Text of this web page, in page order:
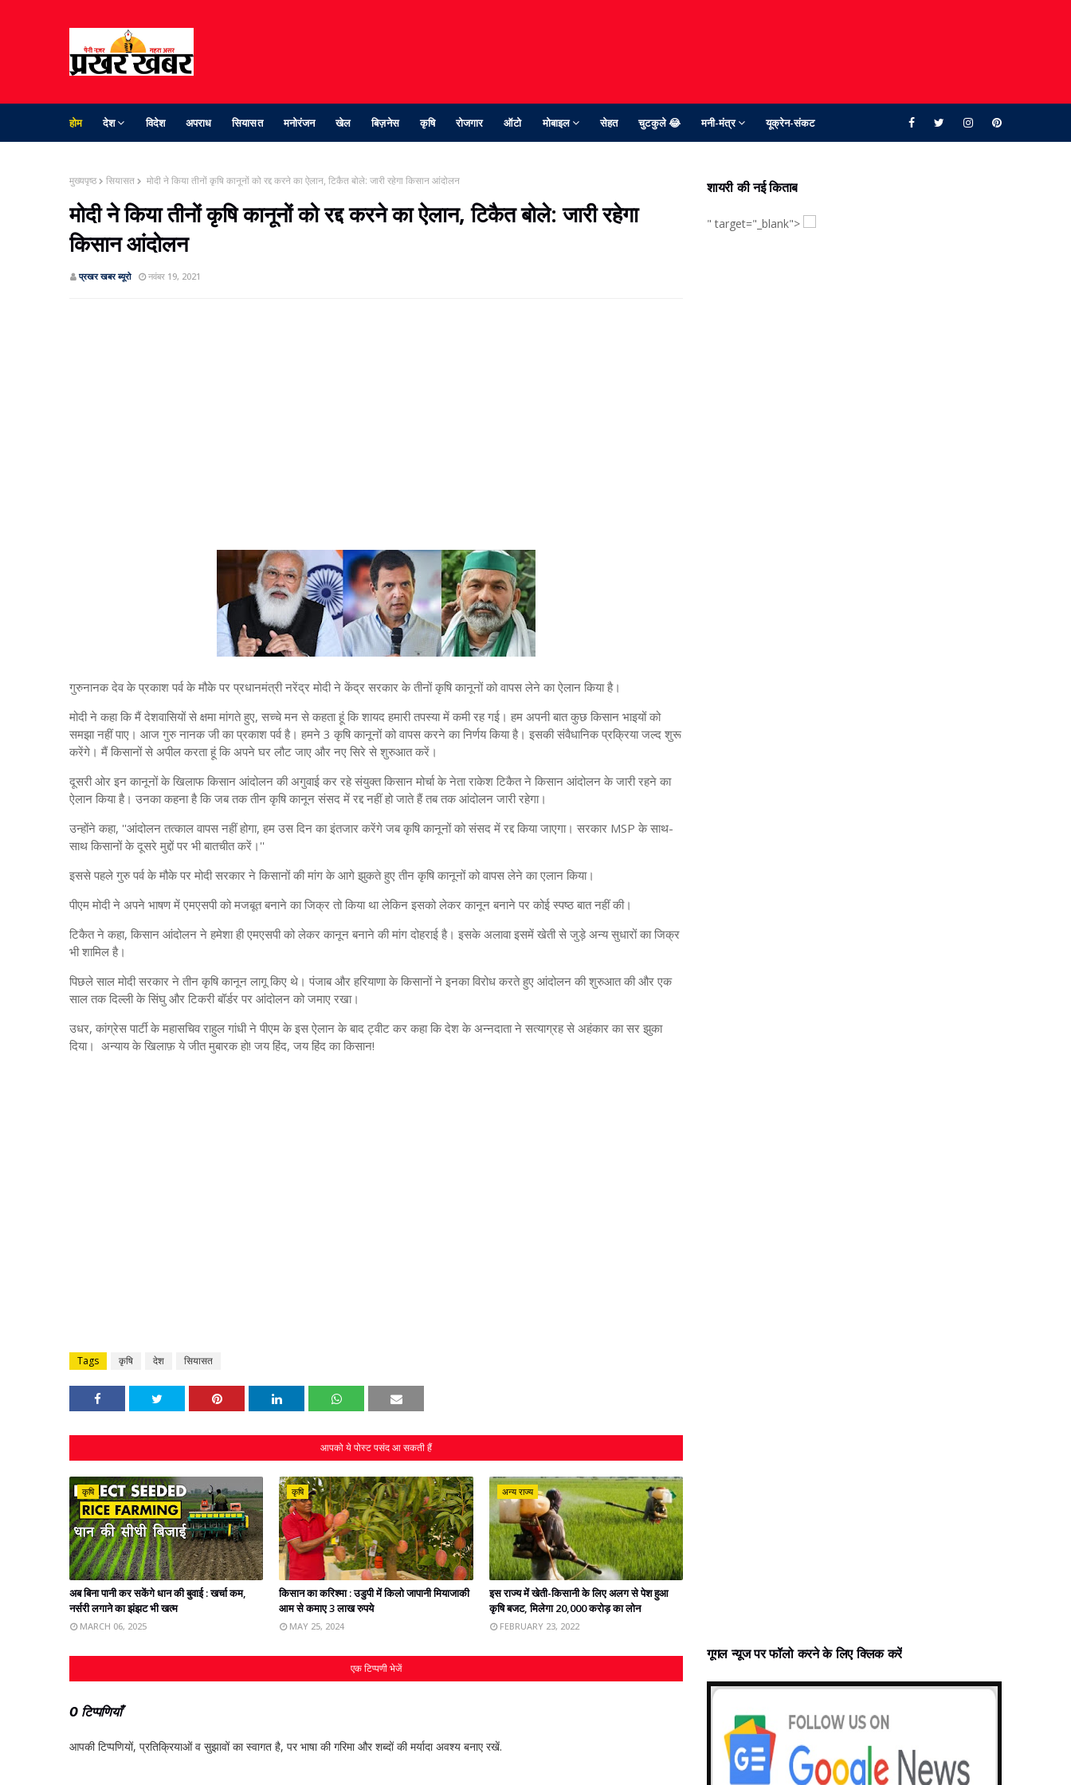
होम देश विदेश अपराध सियासत मनोरंजन खेल बिज़नेस कृषि रोजगार ऑटो मोबाइल सेहत चुटकुले 😂 मनी-मंत्र यूक्रेन-संकट
मुख्यपृष्ठ सियासत मोदी ने किया तीनों कृषि कानूनों को रद्द करने का ऐलान, टिकैत बोले: जारी रहेगा किसान आंदोलन
मोदी ने किया तीनों कृषि कानूनों को रद्द करने का ऐलान, टिकैत बोले: जारी रहेगा
किसान आंदोलन
प्रखर खबर ब्‍यूरो नवंबर 19, 2021
गुरुनानक देव के प्रकाश पर्व के मौके पर प्रधानमंत्री नरेंद्र मोदी ने केंद्र सरकार के तीनों कृषि कानूनों को वापस लेने का ऐलान किया है।
मोदी ने कहा कि मैं देशवासियों से क्षमा मांगते हुए, सच्चे मन से कहता हूं कि शायद हमारी तपस्या में कमी रह गई। हम अपनी बात कुछ किसान भाइयों को
समझा नहीं पाए। आज गुरु नानक जी का प्रकाश पर्व है। हमने 3 कृषि कानूनों को वापस करने का निर्णय किया है। इसकी संवैधानिक प्रक्रिया जल्द शुरू
करेंगे। मैं किसानों से अपील करता हूं कि अपने घर लौट जाए और नए सिरे से शुरुआत करें।
दूसरी ओर इन कानूनों के खिलाफ किसान आंदोलन की अगुवाई कर रहे संयुक्त किसान मोर्चा के नेता राकेश टिकैत ने किसान आंदोलन के जारी रहने का
ऐलान किया है। उनका कहना है कि जब तक तीन कृषि कानून संसद में रद्द नहीं हो जाते हैं तब तक आंदोलन जारी रहेगा।
उन्होंने कहा, ''आंदोलन तत्काल वापस नहीं होगा, हम उस दिन का इंतजार करेंगे जब कृषि कानूनों को संसद में रद्द किया जाएगा। सरकार MSP के साथ-
साथ किसानों के दूसरे मुद्दों पर भी बातचीत करें।''
इससे पहले गुरु पर्व के मौके पर मोदी सरकार ने किसानों की मांग के आगे झुकते हुए तीन कृषि कानूनों को वापस लेने का एलान किया।
पीएम मोदी ने अपने भाषण में एमएसपी को मजबूत बनाने का जिक्र तो किया था लेकिन इसको लेकर कानून बनाने पर कोई स्पष्ठ बात नहीं की।
टिकैत ने कहा, किसान आंदोलन ने हमेशा ही एमएसपी को लेकर कानून बनाने की मांग दोहराई है। इसके अलावा इसमें खेती से जुड़े अन्य सुधारों का जिक्र
भी शामिल है।
पिछले साल मोदी सरकार ने तीन कृषि कानून लागू किए थे। पंजाब और हरियाणा के किसानों ने इनका विरोध करते हुए आंदोलन की शुरुआत की और एक
साल तक दिल्ली के सिंघु और टिकरी बॉर्डर पर आंदोलन को जमाए रखा।
उधर, कांग्रेस पार्टी के महासचिव राहुल गांधी ने पीएम के इस ऐलान के बाद ट्वीट कर कहा कि देश के अन्नदाता ने सत्याग्रह से अहंकार का सर झुका
दिया। अन्याय के खिलाफ़ ये जीत मुबारक हो! जय हिंद, जय हिंद का किसान!
Tags कृषि देश सियासत
आपको ये पोस्ट पसंद आ सकती हैं
कृषि
अब बिना पानी कर सकेंगे धान की बुवाई : खर्चा कम,
नर्सरी लगाने का झंझट भी खत्‍म
MARCH 06, 2025
कृषि
किसान का करिश्मा : उडुपी में किलो जापानी मियाजाकी
आम से कमाए 3 लाख रुपये
MAY 25, 2024
अन्य राज्य
इस राज्‍य में खेती-किसानी के लिए अलग से पेश हुआ
कृषि बजट, मिलेगा 20,000 करोड़ का लोन
FEBRUARY 23, 2022
एक टिप्पणी भेजें
0 टिप्पणियाँ
आपकी टिप्‍पणियों, प्रतिक्रियाओं व सुझावों का स्‍वागत है, पर भाषा की गरिमा और शब्‍दों की मर्यादा अवश्‍य बनाए रखें.
शायरी की नई किताब
" target="_blank">
गूगल न्‍यूज पर फॉलो करने के लिए क्लिक करें